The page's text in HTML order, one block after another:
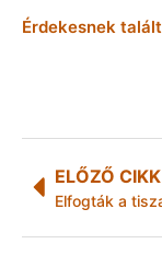
Érdekesnek
ELŐZŐ CIKK